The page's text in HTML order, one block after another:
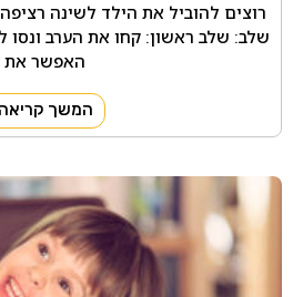
רוצים להוביל את הילד לשינה
שלב: שלב ראשון: קחו את הערב ונסו
האפשר את
המשך קריאה